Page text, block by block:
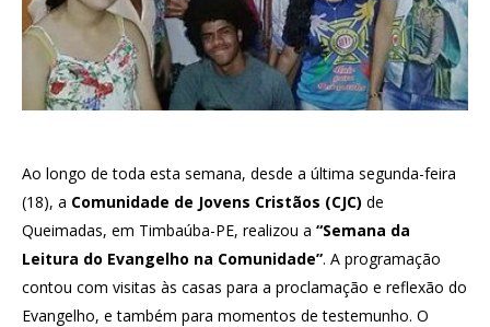
Ao longo de toda esta semana, desde a última segunda-feira
(18), a Comunidade de Jovens Cristãos (CJC) de
Queimadas, em Timbaúba-PE, realizou a “Semana da
Leitura do Evangelho na Comunidade”. A programação
contou com visitas às casas para a proclamação e reflexão do
Evangelho, e também para momentos de testemunho. O